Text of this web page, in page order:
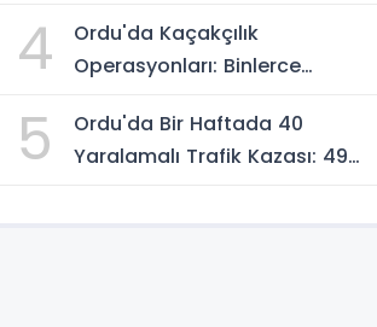
Oldu!
4
Ordu'da Kaçakçılık
Operasyonları: Binlerce
Ele Geçirildi
5
Ordu'da Bir Haftada 40
Yaralamalı Trafik Kazası: 49